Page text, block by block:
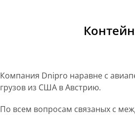
Компания Dnipro наравне с
грузов из США в Австрию.
По всем вопросам связаных с